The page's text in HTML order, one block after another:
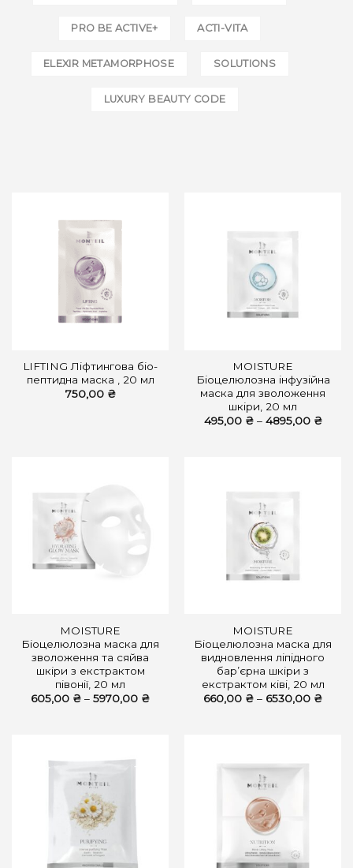
PRO BE ACTIVE+ ACTI-VITA
ELEXIR METAMORPHOSE SOLUTIONS
LUXURY BEAUTY CODE
LIFTING Ліфтингова біо-
пептидна маска , 20 мл
750,00 ₴
MOISTURE
Біоцелюлозна інфузійна
маска для зволоження
шкіри, 20 мл
495,00 ₴ – 4895,00 ₴
MOISTURE
Біоцелюлозна маска для
зволоження та сяйва
шкіри з екстрактом
півонії, 20 мл
605,00 ₴ – 5970,00 ₴Діапазон
MOISTURE
Біоцелюлозна маска для
видновлення ліпідного
бар’єрна шкіри з
екстрактом ківі, 20 мл
660,00 ₴ – 6530,00 ₴